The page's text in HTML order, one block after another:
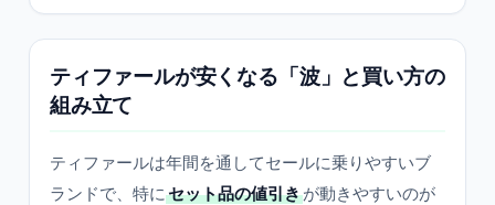
ティファールが安くなる「波」と買い方の
組み立て
ティファールは年間を通してセールに乗りやすいブ
ランドで、特にセット品の値引きが動きやすいのが